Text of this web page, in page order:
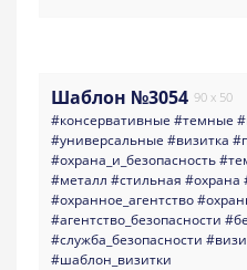
Шаблон №3054 90 x 50
#консервативные #темные
#универсальные #визитка
#охрана_и_безопасность
#металл #стильная #охрана
#охранное_агентство
#агентство_безопасности
#служба_безопасности
#шаблон_визитки